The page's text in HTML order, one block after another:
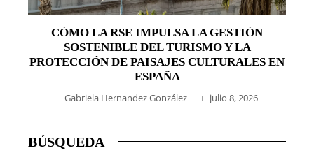
CÓMO LA RSE IMPULSA LA GESTIÓN
SOSTENIBLE DEL TURISMO Y LA
PROTECCIÓN DE PAISAJES CULTURALES EN
ESPAÑA
Gabriela Hernandez González julio 8, 2026
BÚSQUEDA